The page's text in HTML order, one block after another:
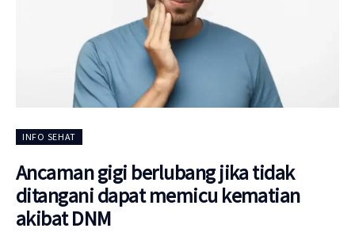
Untuk Anda
Mengapa Good Doctor
INFO SEHAT
Ancaman gigi berlubang jika tidak
ditangani dapat memicu kematian
akibat DNM